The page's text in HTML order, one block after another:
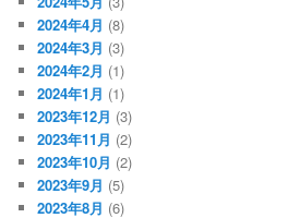
2024年4月 (8)
2024年3月 (3)
2024年2月 (1)
2024年1月 (1)
2023年12月 (3)
2023年11月 (2)
2023年10月 (2)
2023年9月 (5)
2023年8月 (6)